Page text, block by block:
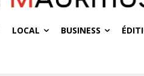
LOCAL BUSINESS